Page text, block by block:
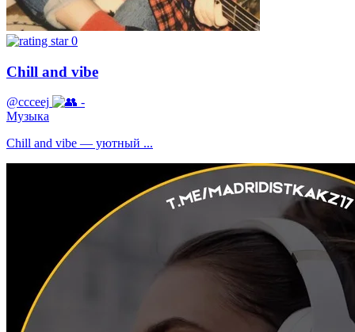
0
Chill and vibe
@ccceej
-
Музыка
Chill and vibe — уютный ...